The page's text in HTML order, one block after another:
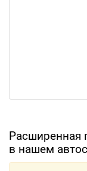
Расширенная
в нашем